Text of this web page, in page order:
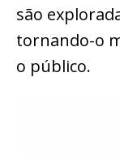
são
tornando-o
o público.